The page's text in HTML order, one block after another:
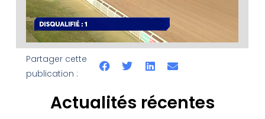
Partager cette
publication :
Actualités récentes